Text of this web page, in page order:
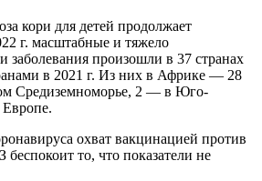
кори для детей продолжает
г. масштабные и тяжело
произошли в 37 странах
в 2021 г. Из них в Африке — 28
Средиземноморье, 2 — в Юго-
охват вакцинацией против
то, что показатели не